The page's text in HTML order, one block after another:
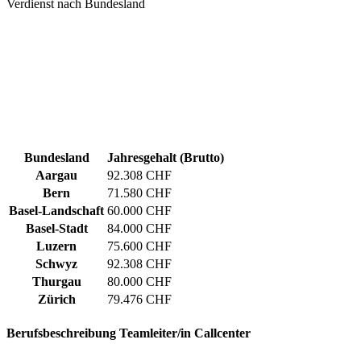
Verdienst nach Bundesland
Bundesland
Jahresgehalt (Brutto)
Aargau
92.308 CHF
Bern
71.580 CHF
Basel-Landschaft 60.000 CHF
Basel-Stadt
84.000 CHF
Luzern
75.600 CHF
Schwyz
92.308 CHF
Thurgau
80.000 CHF
Zürich
79.476 CHF
Berufsbeschreibung Teamleiter/in Callcenter